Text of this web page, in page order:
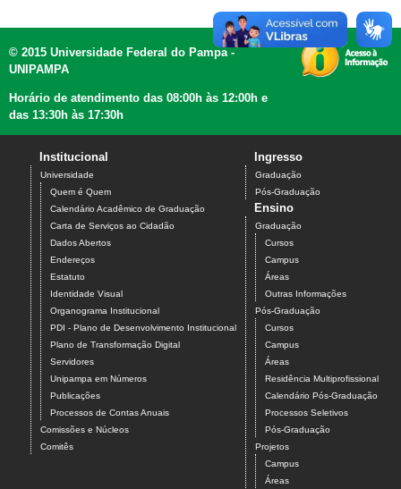
© 2015 Universidade Federal do Pampa -
UNIPAMPA
Horário de atendimento das 08:00h às 12:00h e
das 13:30h às 17:30h
Institucional
Universidade
Quem é Quem
Calendário Acadêmico de Graduação
Carta de Serviços ao Cidadão
Dados Abertos
Endereços
Estatuto
Identidade Visual
Organograma Institucional
PDI - Plano de Desenvolvimento Institucional
Plano de Transformação Digital
Servidores
Unipampa em Números
Publicações
Processos de Contas Anuais
Comissões e Núcleos
Comitês
Ingresso
Graduação
Pós-Graduação
Ensino
Graduação
Cursos
Campus
Áreas
Outras Informações
Pós-Graduação
Cursos
Campus
Áreas
Residência Multiprofissional
Calendário Pós-Graduação
Processos Seletivos
Pós-Graduação
Projetos
Campus
Áreas